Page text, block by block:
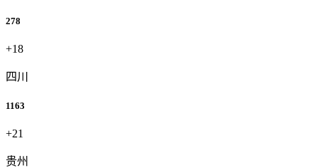
278
+18
四川
1163
+21
贵州